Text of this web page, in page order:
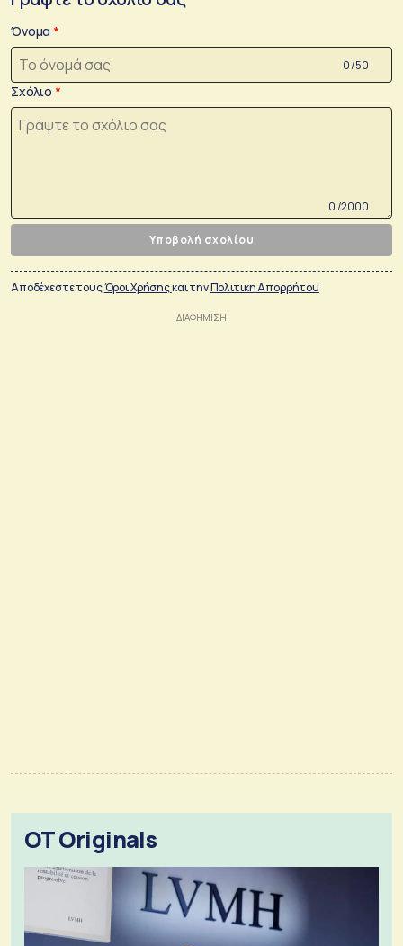
Όνομα
0 /50
Σχόλιο
0 /2000
Υποβολή σχολίου
Αποδέχεστε τουςΌροι Χρήσηςκαι τηνΠολιτικη Απορρήτου
OT Originals